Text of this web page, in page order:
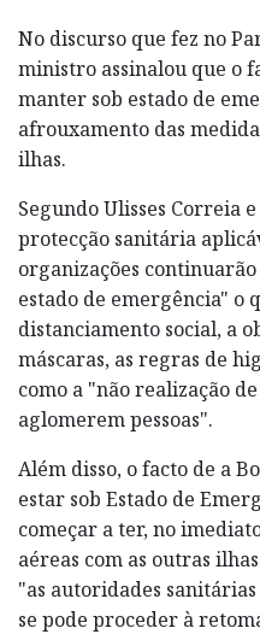
No discurso que fez no
ministro assinalou que o
manter sob estado de
afrouxamento das
ilhas.
Segundo Ulisses Correia
protecção sanitária
organizações
estado de emergência" o
distanciamento social, a
máscaras, as regras de
como a "não realização
aglomerem pessoas".
Além disso, o facto de a
estar sob Estado de
começar a ter, no
aéreas com as outras
"as autoridades
se pode proceder à